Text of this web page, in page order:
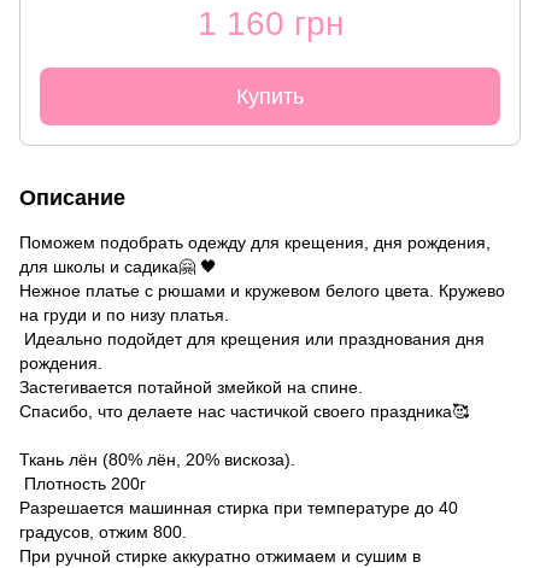
1 160 грн
Купить
Описание
Поможем подобрать одежду для крещения, дня рождения,
для школы и садика🤗 🖤
Нежное платье с рюшами и кружевом белого цвета. Кружево
на груди и по низу платья.
Идеально подойдет для крещения или празднования дня
рождения.
Застегивается потайной змейкой на спине.
Спасибо, что делаете нас частичкой своего праздника🥰
Ткань лён (80% лён, 20% вискоза).
Плотность 200г
Разрешается машинная стирка при температуре до 40
градусов, отжим 800.
При ручной стирке аккуратно отжимаем и сушим в